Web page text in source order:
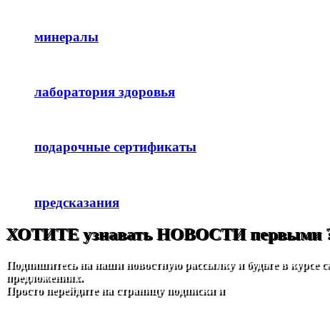
минералы
лаборатория здоровья
подарочные сертификаты
предсказания
ХОТИТЕ узнавать НОВОСТИ первыми
Подпишитесь на наши новостную рассылку и будьте в
предложениях.
Просто перейдите на страницу подписки и